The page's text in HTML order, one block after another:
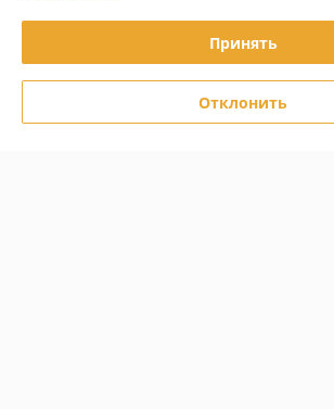
График работы
Полная версия сайта
Принять
Отклонить